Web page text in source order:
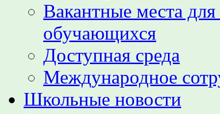
Вакантные места
обучающихся
Доступная среда
Международное
Школьные новости